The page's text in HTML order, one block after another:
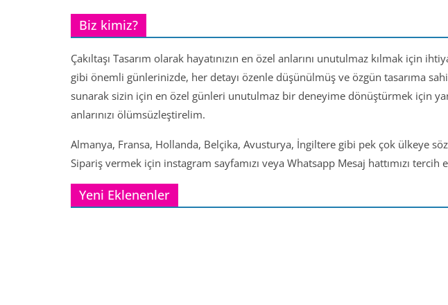
Biz kimiz?
Çakıltaşı Tasarım olarak hayatınızın en özel anlarını unutulmaz kılmak için
gibi önemli günlerinizde, her detayı özenle düşünülmüş ve özgün tasarıma
sunarak sizin için en özel günleri unutulmaz bir deneyime dönüştürmek için
anlarınızı ölümsüzleştirelim.
Almanya, Fransa, Hollanda, Belçika, Avusturya, İngiltere gibi pek çok ülkeye
Sipariş vermek için instagram sayfamızı veya Whatsapp Mesaj hattımızı tercih
Yeni Eklenenler